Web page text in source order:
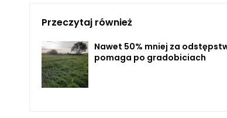
Przeczytaj również
Nawet 50% mniej za
pomaga po gradobiciach